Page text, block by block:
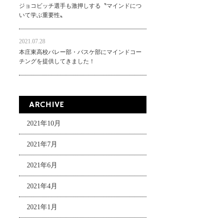
ジョコビッチ選手も激押しする〝マインドにつ
いて学ぶ重要性〟
2021.07.28
本庄東高校バレー部・バスケ部にマインドコー
チングを提供してきました！
ARCHIVE
2021年10月
2021年7月
2021年6月
2021年4月
2021年1月